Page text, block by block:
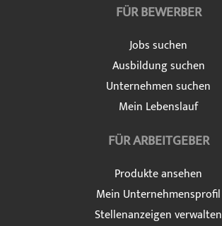
FÜR BEWERBER
Jobs suchen
Ausbildung suchen
Unternehmen suchen
Mein Lebenslauf
FÜR ARBEITGEBER
Produkte ansehen
Mein Unternehmensprofil
Stellenanzeigen verwalten